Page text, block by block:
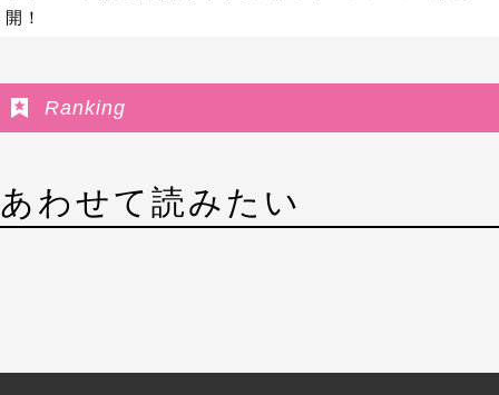
開！
Ranking
あわせて読みたい